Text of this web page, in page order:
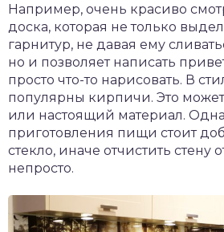
Например, очень красиво
доска, которая не только
гарнитур, не давая ему
но и позволяет написать
просто что-то нарисовать. В
популярны кирпичи. Это
или настоящий материал.
приготовления пищи стоит
стекло, иначе отчистить стену
непросто.